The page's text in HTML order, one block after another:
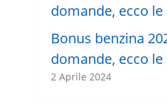
Bonus benzina
domande, ecco
2 Aprile 2024